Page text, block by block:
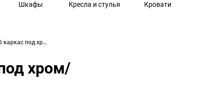
Шкафы Кресла и стулья Кровати
Стул Милан Ромб каркас под хром/мазарати 09 коричневый
хром/